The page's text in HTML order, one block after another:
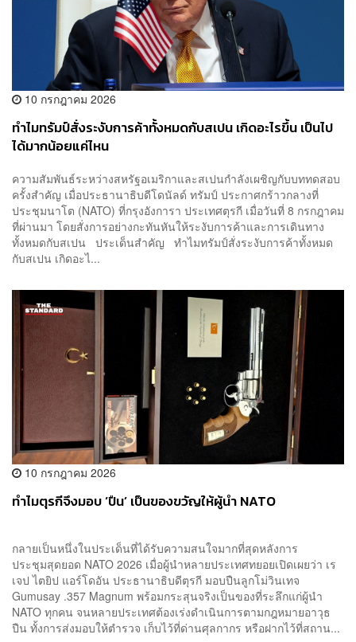
10 กรกฎาคม 2026
ทำไมทรัมป์สั่งระงับการค้าทั้งหมดกับสเปน เกิดอะไรขึ้น เป็นไป
ได้มากน้อยแค่ไหน
ความสัมพันธ์ระหว่างสหรัฐอเมริกาและสเปนกำลังเผชิญกับบททดสอบ
ครั้งสำคัญ เมื่อประธานาธิบดีโดนัลด์ ทรัมป์ ประกาศกร้าวกลางที่
ประชุมนาโต (NATO) ที่กรุงอังการา ประเทศตุรกี เมื่อวันที่ 8 กรกฎาคม
ที่ผ่านมา โดยสั่งการอย่างกะทันหันให้ระงับการค้าและการเดินทาง
ทั้งหมดกับสเปน ประเด็นสำคัญ ทำไมทรัมป์สั่งระงับการค้าทั้งหมด
กับสเปน เกิดอะไ...
10 กรกฎาคม 2026
ทำไมตุรกีจึงมอบ ‘ปืน’ เป็นของขวัญให้ผู้นำ NATO
กลายเป็นหนึ่งในประเด็นที่ได้รับความสนใจมากที่สุดหลังการ
ประชุมสุดยอด NATO 2026 เมื่อผู้นำหลายประเทศทยอยเปิดเผยว่า เร
เจป ไตยิป แอร์โดอัน ประธานาธิบดีตุรกี มอบปืนลูกโม่วินเทจ
Gumusay .357 Magnum พร้อมกระสุนจริงเป็นของที่ระลึกแก่ผู้นำ
NATO ทุกคน จนหลายประเทศต้องเร่งดำเนินการตามกฎหมายอาวุธ
ปืน ทั้งการส่งมอบให้ตำรวจ เก็บไว้ที่ด่านศุลกากร หรือฝากไว้ที่สถาน...